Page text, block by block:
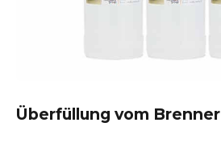
Überfüllung vom Brenner